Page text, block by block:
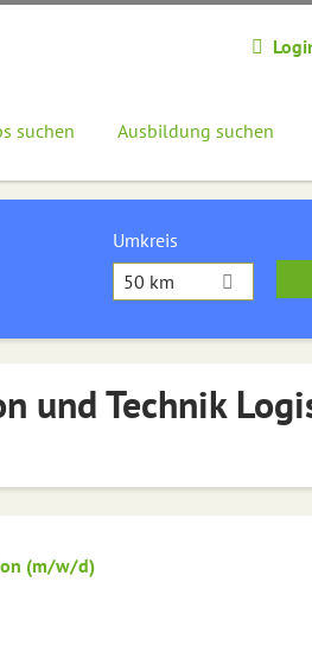
suchen Ausbildung suchen
Umkreis
50 km
und Technik
(m/w/d)